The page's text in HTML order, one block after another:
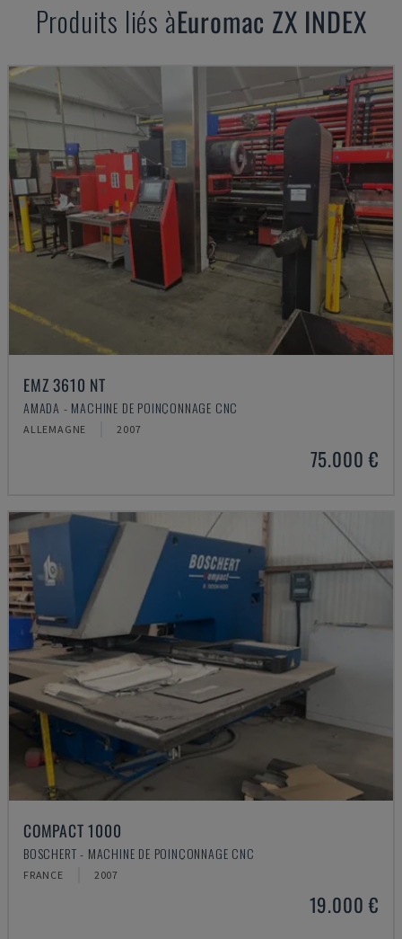
Produits liés àEuromac ZX INDEX
EMZ 3610 NT
AMADA - MACHINE DE POINÇONNAGE CNC
ALLEMAGNE 2007
75.000 €
COMPACT 1000
BOSCHERT - MACHINE DE POINÇONNAGE CNC
FRANCE 2007
19.000 €